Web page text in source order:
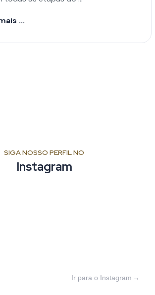
...
SIGA NOSSO PERFIL NO
Instagram
Ir para o Instagram →